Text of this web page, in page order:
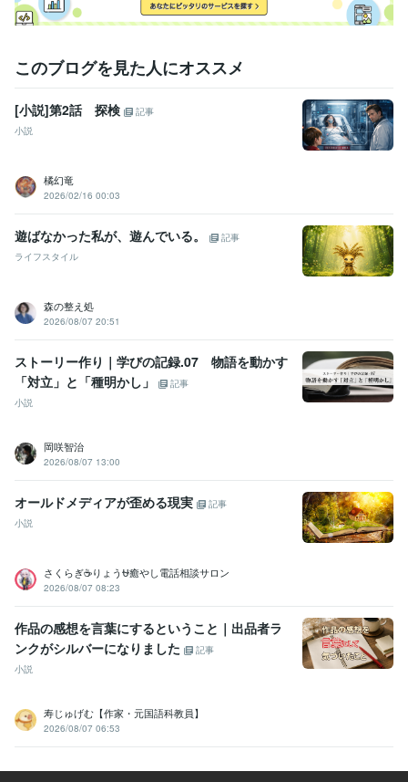
このブログを見た人にオススメ
[小説]第2話 探検
記事
小説
橘幻竜
2026/02/16 00:03
遊ばなかった私が、遊んでいる。
記事
ライフスタイル
森の整え処
2026/08/07 20:51
ストーリー作り｜学びの記録.07 物語を動かす
「対立」と「種明かし」
記事
小説
岡咲智治
2026/08/07 13:00
オールドメディアが歪める現実
記事
小説
さくらぎ☕りょう⛎癒やし電話相談サロン
2026/08/07 08:23
作品の感想を言葉にするということ｜出品者ラ
ンクがシルバーになりました
記事
小説
寿じゅげむ【作家・元国語科教員】
2026/08/07 06:53